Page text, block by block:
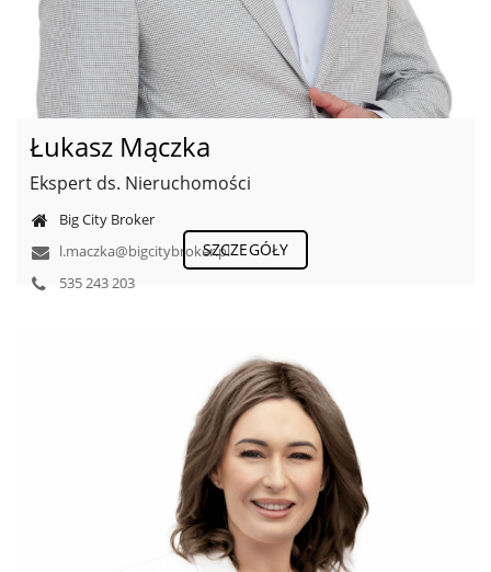
Łukasz Mączka
Ekspert ds. Nieruchomości
Big City Broker
l.maczka@bigcitybroker.pl
535 243 203
SZCZEGÓŁY